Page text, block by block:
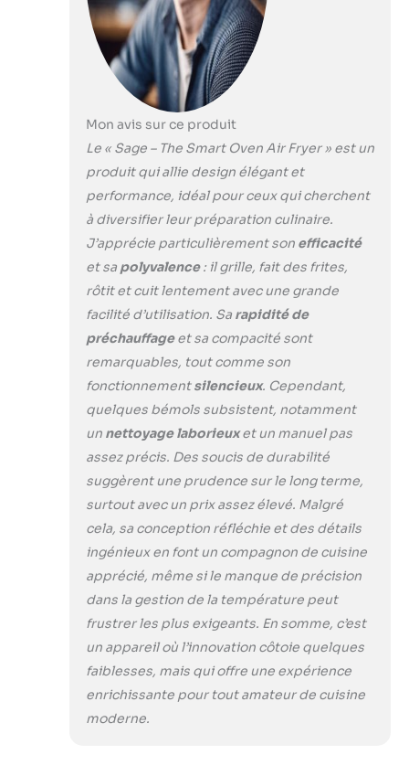
éliminent les points
froids, garantissant
une cuisson précise et
homogène Cuisson
polyvalente : Avec 10
fonctions de cuisson,
dont Toast, Crumpet,
Grill, Bake, Roast,
Warm, Pizza, Airfry,
Reheat et Slow Cook,
il couvre un large
éventail de besoins
culinaires.Grillez
rôtissez un poulet
sans effort
Convection à deux
vitesses : La
réduire le temps de
cuisson jusqu'à 30 %,
et la super convection
offre un flux d'air
extrême, idéal pour
les fritures à l'air libre
Écran LCD et éclairage
intérieur du four :
L'écran LCD permet
d'accéder facilement
aux fonctionnalités
intelligentes, en
indiquant la fin du
préchauffage et le
décompte du temps
Mon avis sur ce produit
Le « Sage – The Smart Oven Air Fryer » est un
produit qui allie design élégant et
performance, idéal pour ceux qui cherchent
à diversifier leur préparation culinaire.
J’apprécie particulièrement son efficacité
et sa polyvalence: il grille, fait des frites,
rôtit et cuit lentement avec une grande
facilité d’utilisation. Sa rapidité de
préchauffageet sa compacité sont
remarquables, tout comme son
fonctionnementsilencieux. Cependant,
quelques bémols subsistent, notamment
un nettoyage laborieuxet un manuel pas
assez précis. Des soucis de durabilité
suggèrent une prudence sur le long terme,
surtout avec un prix assez élevé. Malgré
cela, sa conception réfléchie et des détails
ingénieux en font un compagnon de cuisine
apprécié, même si le manque de précision
dans la gestion de la température peut
frustrer les plus exigeants. En somme, c’est
un appareil où l’innovation côtoie quelques
faiblesses, mais qui offre une expérience
enrichissante pour tout amateur de cuisine
moderne.